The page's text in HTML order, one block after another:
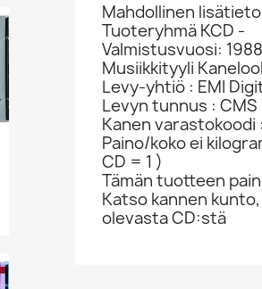
Mozart, Vivaldi, Chopin CD The World Of...
CD SKU 380964
Classical CD
€0.98
CD SKU
CD
€0.98
Mahdollinen
Tuoteryhmä KCD -
Valmistusvuosi: 1988
Musiikkityyli
Levy-yhtiö : EMI
Levyn tunnus : CMS
Kanen varastokoodi
Paino/koko ei
CD = 1 )
Tämän tuotteen
Katso kannen
olevasta CD:stä